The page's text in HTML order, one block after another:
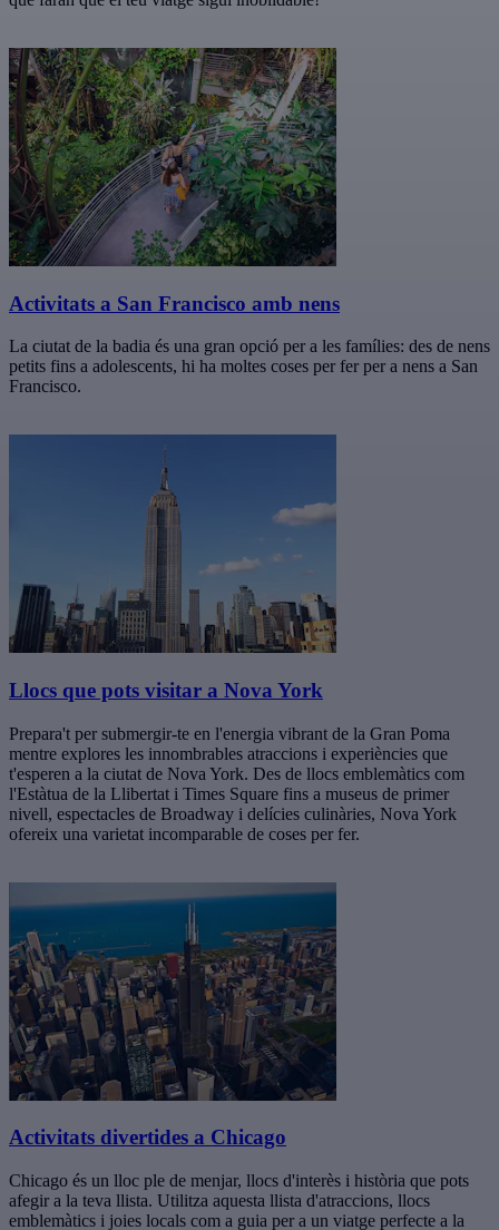
Activitats a San Francisco amb nens
La ciutat de la badia és una gran opció per a les famílies: des de nens
petits fins a adolescents, hi ha moltes coses per fer per a nens a San
Francisco.
Llocs que pots visitar a Nova York
Prepara't per submergir-te en l'energia vibrant de la Gran Poma
mentre explores les innombrables atraccions i experiències que
t'esperen a la ciutat de Nova York. Des de llocs emblemàtics com
l'Estàtua de la Llibertat i Times Square fins a museus de primer
nivell, espectacles de Broadway i delícies culinàries, Nova York
ofereix una varietat incomparable de coses per fer.
Activitats divertides a Chicago
Chicago és un lloc ple de menjar, llocs d'interès i història que pots
afegir a la teva llista. Utilitza aquesta llista d'atraccions, llocs
emblemàtics i joies locals com a guia per a un viatge perfecte a la